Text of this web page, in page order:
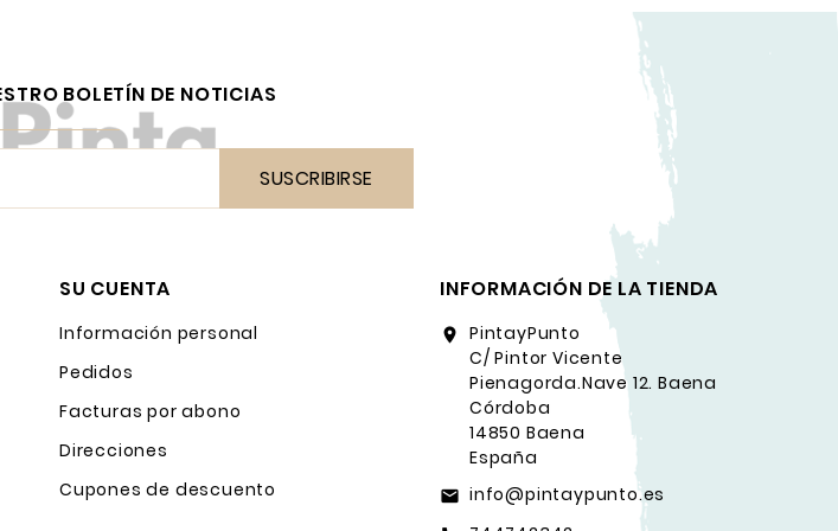
BOLETÍN DE NOTICIAS
SUSCRIBIRSE
SU CUENTA
Información personal
Pedidos
Facturas por abono
Direcciones
Cupones de descuento
INFORMACIÓN DE LA TIENDA
location_on
PintayPunto
C/ Pintor Vicente
Pienagorda.Nave 12. Baena
Córdoba
14850 Baena
España
email info@pintaypunto.es